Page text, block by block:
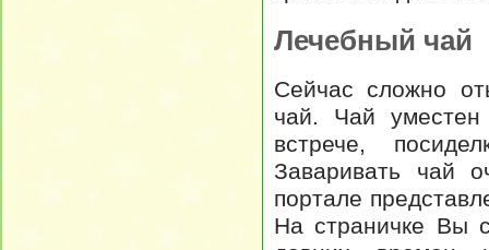
Лечебный чай
Сейчас сложно
чай. Чай уместен
встрече,
Заваривать чай
портале
На страничке Вы